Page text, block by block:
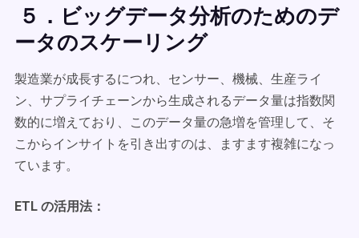
５．ビッグデータ分析のためのデ
ータのスケーリング
製造業が成長するにつれ、センサー、機械、生産ライ
ン、サプライチェーンから生成されるデータ量は指数関
数的に増えており、このデータ量の急増を管理して、そ
こからインサイトを引き出すのは、ますます複雑になっ
ています。
ETL の活用法：